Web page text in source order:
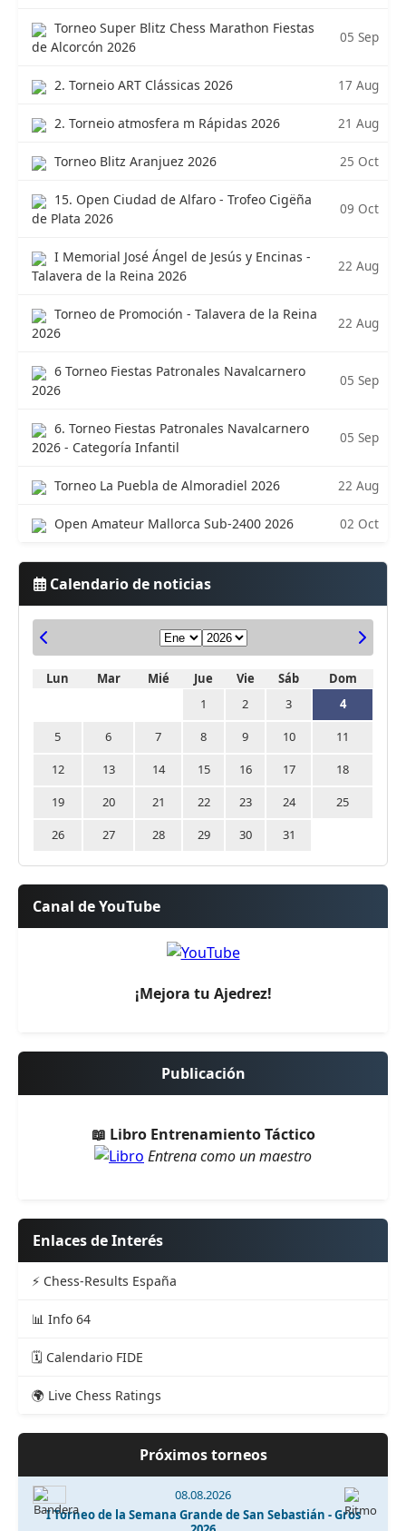
Torneo Super Blitz Chess Marathon Fiestas
de Alcorcón 2026
05 Sep
2. Torneio ART Clássicas 2026 17 Aug
2. Torneio atmosfera m Rápidas 2026 21 Aug
Torneo Blitz Aranjuez 2026 25 Oct
15. Open Ciudad de Alfaro - Trofeo Cigëña
de Plata 2026
09 Oct
I Memorial José Ángel de Jesús y Encinas -
Talavera de la Reina 2026
22 Aug
Torneo de Promoción - Talavera de la Reina
2026
22 Aug
6 Torneo Fiestas Patronales Navalcarnero
2026
05 Sep
6. Torneo Fiestas Patronales Navalcarnero
2026 - Categoría Infantil
05 Sep
Torneo La Puebla de Almoradiel 2026 22 Aug
Open Amateur Mallorca Sub-2400 2026 02 Oct
Calendario de noticias
Lun Mar Mié Jue Vie Sáb
Dom
1
2 3
4
5
6 7 8 9 10
11
12
13 14 15 16 17
18
19
20 21 22 23 24
25
26
27 28 29 30 31
Canal de YouTube
¡Mejora tu Ajedrez!
Publicación
📖 Libro Entrenamiento Táctico
Entrena como un maestro
Enlaces de Interés
⚡ Chess-Results España
📊 Info 64
🗓️ Calendario FIDE
🌍 Live Chess Ratings
Próximos torneos
08.08.2026
I Torneo de la Semana Grande de San Sebastián - Gros